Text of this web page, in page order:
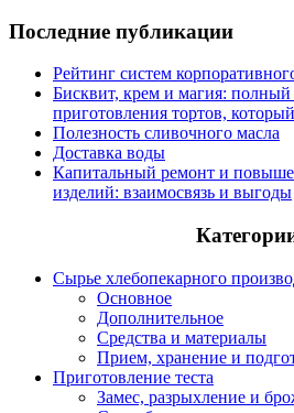
Последние публикации
Рейтинг систем
Бисквит, крем и магия: полный
приготовления тортов,
Полезность сливочного масла
Доставка воды
Капитальный ремонт и
изделий: взаимосвязь и выгоды
Сырье хлебопекарного
Основное
Дополнительное
Средства и материалы
Прием, хранение и
Приготовление теста
Замес, разрыхление и